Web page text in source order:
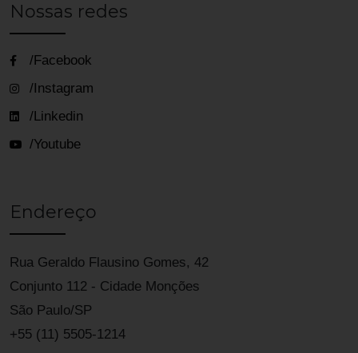
Nossas redes
/Facebook
/Instagram
/Linkedin
/Youtube
Endereço
Rua Geraldo Flausino Gomes, 42
Conjunto 112 - Cidade Monções
São Paulo/SP
+55 (11) 5505-1214